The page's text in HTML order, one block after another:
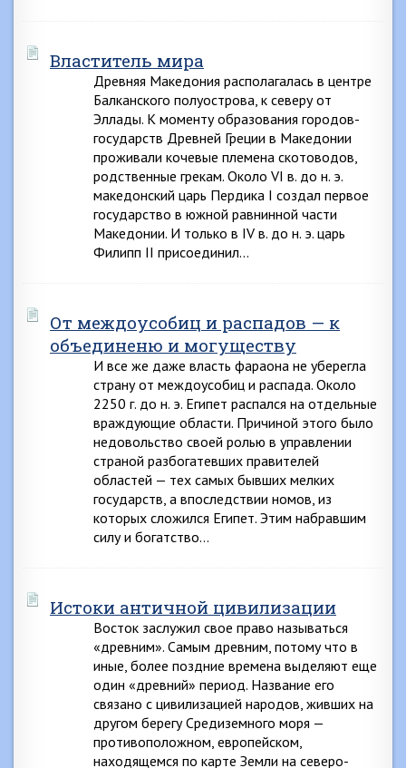
Властитель мира
Древняя Македония располагалась в центре
Балканского полуострова, к северу от
Эллады. К моменту образования городов-
государств Древней Греции в Македонии
проживали кочевые племена скотоводов,
родственные грекам. Около VI в. до н. э.
македонский царь Пердика I создал первое
государство в южной равнинной части
Македонии. И только в IV в. до н. э. царь
Филипп II присоединил…
От междоусобиц и распадов — к
объединеню и могуществу
И все же даже власть фараона не уберегла
страну от междоусобиц и распада. Около
2250 г. до н. э. Египет распался на отдельные
враждующие области. Причиной этого было
недовольство своей ролью в управлении
страной разбогатевших правителей
областей — тех самых бывших мелких
государств, а впоследствии номов, из
которых сложился Египет. Этим набравшим
силу и богатство…
Истоки античной цивилизации
Восток заслужил свое право называться
«древним». Самым древним, потому что в
иные, более поздние времена выделяют еще
один «древний» период. Название его
связано с цивилизацией народов, живших на
другом берегу Средиземного моря —
противоположном, европейском,
находящемся по карте Земли на северо-